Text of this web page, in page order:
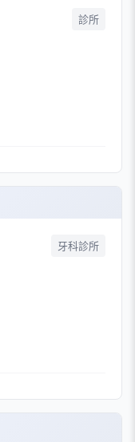
診所
牙科診所